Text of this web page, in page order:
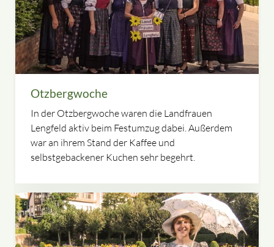
Otzbergwoche
In der Otzbergwoche waren die Landfrauen
Lengfeld aktiv beim Festumzug dabei. Außerdem
war an ihrem Stand der Kaffee und
selbstgebackener Kuchen sehr begehrt.